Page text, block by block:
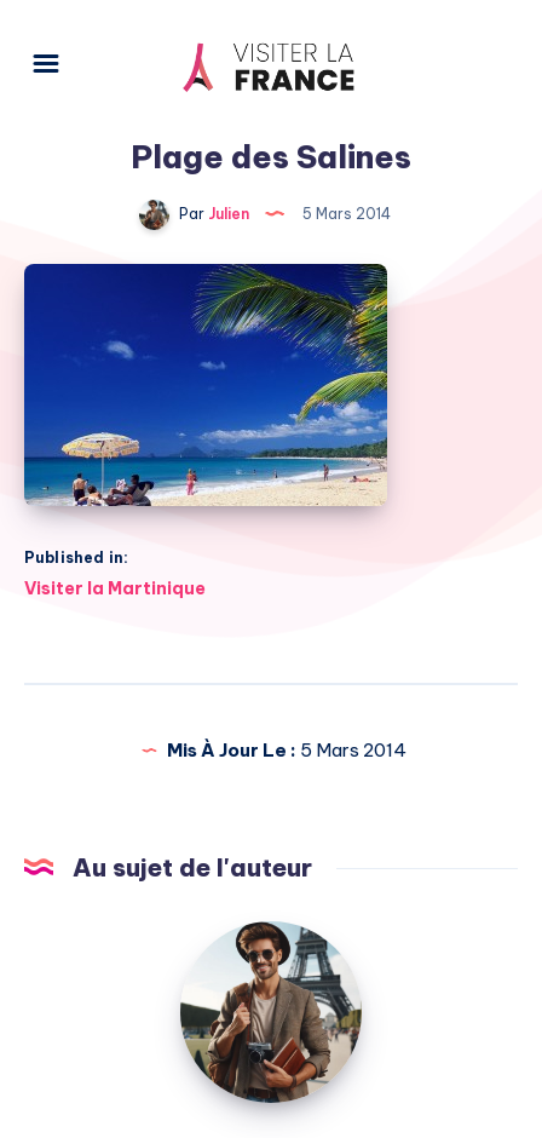
Plage des Salines
Par Julien 5 Mars 2014
Published in:
Navigation
Visiter la Martinique
Mis À Jour Le : 5 Mars 2014
Au sujet de l'auteur
Julien